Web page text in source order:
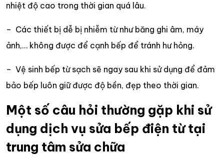
nhiệt độ cao trong thời gian quá lâu.
– Các thiết bị dễ bị nhiễm từ như băng ghi âm, máy
ảnh,… không được để cạnh bếp để tránh hư hỏng.
– Vệ sinh bếp từ sạch sẽ ngay sau khi sử dụng để đảm
bảo bếp luôn giữ được độ bền, đẹp theo thời gian.
Một số câu hỏi thường gặp khi sử
dụng dịch vụ sửa bếp điện từ tại
trung tâm sửa chữa